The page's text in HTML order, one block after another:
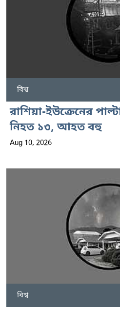
বিশ্ব
রাশিয়া-ইউক্রেনের
নিহত ১৩, আহত বহু
Aug 10, 2026
বিশ্ব